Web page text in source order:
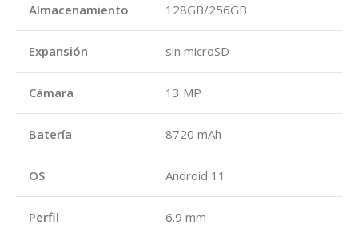
Almacenamiento 128GB/256GB
Expansión sin microSD
Cámara 13 MP
Batería 8720 mAh
OS Android 11
Perfil 6.9 mm